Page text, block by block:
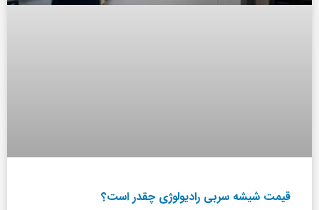
قیمت شیشه سربی رادیولوژی چقدر است؟